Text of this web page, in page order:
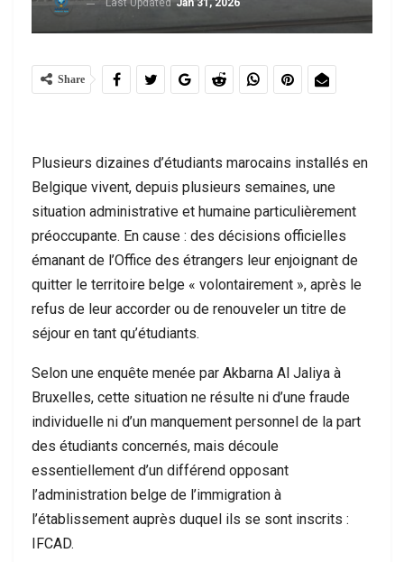
Last UpdatedJan 31, 2026
Share
Plusieurs dizaines d’étudiants marocains installés en
Belgique vivent, depuis plusieurs semaines, une
situation administrative et humaine particulièrement
préoccupante. En cause : des décisions officielles
émanant de l’Office des étrangers leur enjoignant de
quitter le territoire belge « volontairement », après le
refus de leur accorder ou de renouveler un titre de
séjour en tant qu’étudiants.
Selon une enquête menée par Akbarna Al Jaliya à
Bruxelles, cette situation ne résulte ni d’une fraude
individuelle ni d’un manquement personnel de la part
des étudiants concernés, mais découle
essentiellement d’un différend opposant
l’administration belge de l’immigration à
l’établissement auprès duquel ils se sont inscrits :
IFCAD.